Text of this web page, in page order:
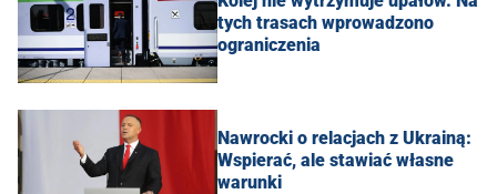
tych trasach wprowadzono
ograniczenia
Nawrocki o relacjach z Ukrainą:
Wspierać, ale stawiać własne
warunki